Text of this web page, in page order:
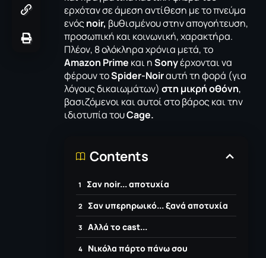
ερχόταν σε άμεση αντίθεση με το πνεύμα
ενόςnoir, βυθισμένου στην απογοήτευση,
προσωπική και κοινωνική, χαρακτήρα.
Πλέον, 8 ολόκληρα χρόνια μετά, το
Amazon Prime και ηSonyέρχονται να
φέρουν τοSpider-Noirαυτή τη φορά (για
λόγους δικαιωμάτων) στη μικρή οθόνη,
βασιζόμενοι και αυτοί στο βάρος και την
ιδιοτυπία τουCage.
Contents
Σαν noir... αποτυχία
Σαν υπερηρωικό... ξανά αποτυχία
Aλλά το cast...
Nικόλα πάρτο πάνω σου